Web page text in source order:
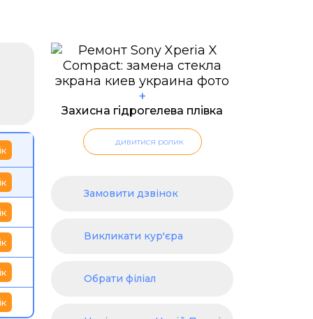
+
Захисна гідрогелева плівка
дивитися ролик
Замовити дзвінок
Викликати кур'єра
Обрати філіал